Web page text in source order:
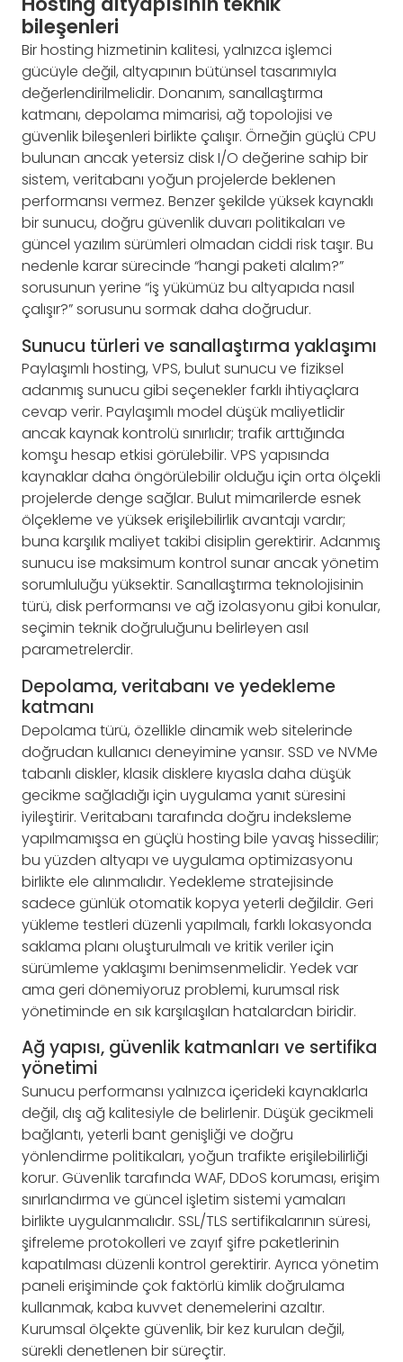
bileşenleri
Bir hosting hizmetinin kalitesi, yalnızca işlemci
gücüyle değil, altyapının bütünsel tasarımıyla
değerlendirilmelidir. Donanım, sanallaştırma
katmanı, depolama mimarisi, ağ topolojisi ve
güvenlik bileşenleri birlikte çalışır. Örneğin güçlü CPU
bulunan ancak yetersiz disk I/O değerine sahip bir
sistem, veritabanı yoğun projelerde beklenen
performansı vermez. Benzer şekilde yüksek kaynaklı
bir sunucu, doğru güvenlik duvarı politikaları ve
güncel yazılım sürümleri olmadan ciddi risk taşır. Bu
nedenle karar sürecinde “hangi paketi alalım?”
sorusunun yerine “iş yükümüz bu altyapıda nasıl
çalışır?” sorusunu sormak daha doğrudur.
Sunucu türleri ve sanallaştırma yaklaşımı
Paylaşımlı hosting, VPS, bulut sunucu ve fiziksel
adanmış sunucu gibi seçenekler farklı ihtiyaçlara
cevap verir. Paylaşımlı model düşük maliyetlidir
ancak kaynak kontrolü sınırlıdır; trafik arttığında
komşu hesap etkisi görülebilir. VPS yapısında
kaynaklar daha öngörülebilir olduğu için orta ölçekli
projelerde denge sağlar. Bulut mimarilerde esnek
ölçekleme ve yüksek erişilebilirlik avantajı vardır;
buna karşılık maliyet takibi disiplin gerektirir. Adanmış
sunucu ise maksimum kontrol sunar ancak yönetim
sorumluluğu yüksektir. Sanallaştırma teknolojisinin
türü, disk performansı ve ağ izolasyonu gibi konular,
seçimin teknik doğruluğunu belirleyen asıl
parametrelerdir.
Depolama, veritabanı ve yedekleme
katmanı
Depolama türü, özellikle dinamik web sitelerinde
doğrudan kullanıcı deneyimine yansır. SSD ve NVMe
tabanlı diskler, klasik disklere kıyasla daha düşük
gecikme sağladığı için uygulama yanıt süresini
iyileştirir. Veritabanı tarafında doğru indeksleme
yapılmamışsa en güçlü hosting bile yavaş hissedilir;
bu yüzden altyapı ve uygulama optimizasyonu
birlikte ele alınmalıdır. Yedekleme stratejisinde
sadece günlük otomatik kopya yeterli değildir. Geri
yükleme testleri düzenli yapılmalı, farklı lokasyonda
saklama planı oluşturulmalı ve kritik veriler için
sürümleme yaklaşımı benimsenmelidir. Yedek var
ama geri dönemiyoruz problemi, kurumsal risk
yönetiminde en sık karşılaşılan hatalardan biridir.
Ağ yapısı, güvenlik katmanları ve sertifika
yönetimi
Sunucu performansı yalnızca içerideki kaynaklarla
değil, dış ağ kalitesiyle de belirlenir. Düşük gecikmeli
bağlantı, yeterli bant genişliği ve doğru
yönlendirme politikaları, yoğun trafikte erişilebilirliği
korur. Güvenlik tarafında WAF, DDoS koruması, erişim
sınırlandırma ve güncel işletim sistemi yamaları
birlikte uygulanmalıdır. SSL/TLS sertifikalarının süresi,
şifreleme protokolleri ve zayıf şifre paketlerinin
kapatılması düzenli kontrol gerektirir. Ayrıca yönetim
paneli erişiminde çok faktörlü kimlik doğrulama
kullanmak, kaba kuvvet denemelerini azaltır.
Kurumsal ölçekte güvenlik, bir kez kurulan değil,
sürekli denetlenen bir süreçtir.